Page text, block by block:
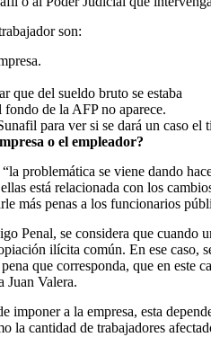
son:
que del sueldo bruto se estaba
de la AFP no aparece.
para ver si se dará un caso el
o el empleador?
problemática se viene dando
está relacionada con los
más penas a los funcionarios
Penal, se considera que cuando
ilícita común. En ese caso,
que corresponda, que en este
Juan Valera.
imponer a la empresa, esta
la cantidad de trabajadores